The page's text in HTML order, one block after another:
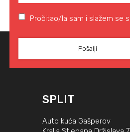
Pročitao/la sam i slažem se s
SPLIT
Auto kuća Gašperov